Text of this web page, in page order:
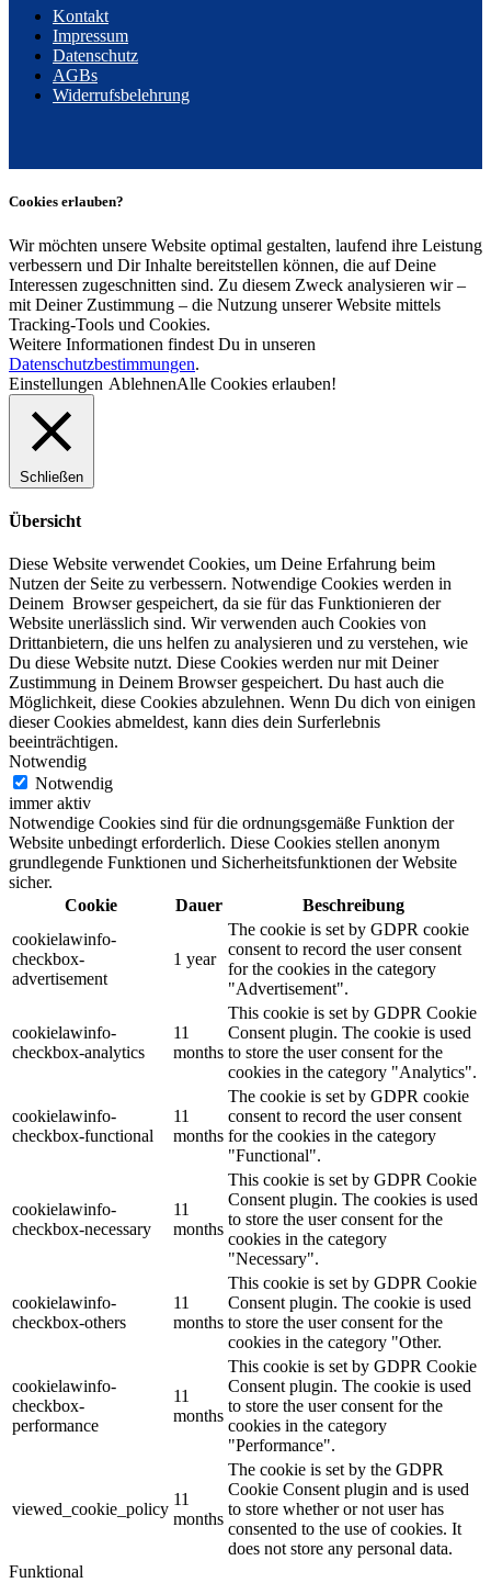
Kontakt
Impressum
Datenschutz
AGBs
Widerrufsbelehrung
Cookies erlauben?
Wir möchten unsere Website optimal gestalten, laufend ihre Leistung
verbessern und Dir Inhalte bereitstellen können, die auf Deine
Interessen zugeschnitten sind. Zu diesem Zweck analysieren wir –
mit Deiner Zustimmung – die Nutzung unserer Website mittels
Tracking-Tools und Cookies.
Weitere Informationen findest Du in unseren
Datenschutzbestimmungen.
Einstellungen AblehnenAlle Cookies erlauben!
Schließen
Übersicht
Diese Website verwendet Cookies, um Deine Erfahrung beim
Nutzen der Seite zu verbessern. Notwendige Cookies werden in
Deinem Browser gespeichert, da sie für das Funktionieren der
Website unerlässlich sind. Wir verwenden auch Cookies von
Drittanbietern, die uns helfen zu analysieren und zu verstehen, wie
Du diese Website nutzt. Diese Cookies werden nur mit Deiner
Zustimmung in Deinem Browser gespeichert. Du hast auch die
Möglichkeit, diese Cookies abzulehnen. Wenn Du dich von einigen
dieser Cookies abmeldest, kann dies dein Surferlebnis
beeinträchtigen.
Notwendig
Notwendig
immer aktiv
Notwendige Cookies sind für die ordnungsgemäße Funktion der
Website unbedingt erforderlich. Diese Cookies stellen anonym
grundlegende Funktionen und Sicherheitsfunktionen der Website
sicher.
Cookie
Dauer
Beschreibung
cookielawinfo-
checkbox-
advertisement
1 year
The cookie is set by GDPR cookie
consent to record the user consent
for the cookies in the category
"Advertisement".
cookielawinfo-
checkbox-analytics
11
months
This cookie is set by GDPR Cookie
Consent plugin. The cookie is used
to store the user consent for the
cookies in the category "Analytics".
cookielawinfo-
checkbox-functional
11
months
The cookie is set by GDPR cookie
consent to record the user consent
for the cookies in the category
"Functional".
cookielawinfo-
checkbox-necessary
11
months
This cookie is set by GDPR Cookie
Consent plugin. The cookies is used
to store the user consent for the
cookies in the category
"Necessary".
cookielawinfo-
checkbox-others
11
months
This cookie is set by GDPR Cookie
Consent plugin. The cookie is used
to store the user consent for the
cookies in the category "Other.
cookielawinfo-
checkbox-
performance
11
months
This cookie is set by GDPR Cookie
Consent plugin. The cookie is used
to store the user consent for the
cookies in the category
"Performance".
viewed_cookie_policy
11
months
The cookie is set by the GDPR
Cookie Consent plugin and is used
to store whether or not user has
consented to the use of cookies. It
does not store any personal data.
Funktional